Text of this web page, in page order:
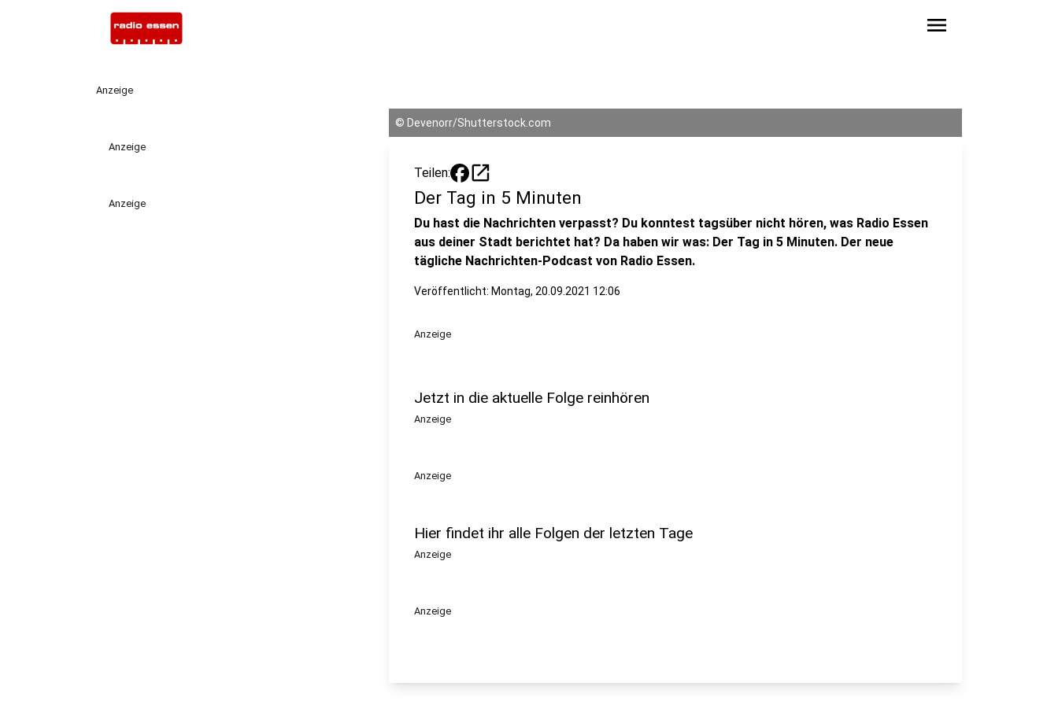
menu
Anzeige
Anzeige
Anzeige
© Devenorr/Shutterstock.com
Teilen: open_in_new
Der Tag in 5 Minuten
Du hast die Nachrichten verpasst? Du konntest tagsüber nicht hören, was Radio Essen
aus deiner Stadt berichtet hat? Da haben wir was: Der Tag in 5 Minuten. Der neue
tägliche Nachrichten-Podcast von Radio Essen.
Veröffentlicht: Montag, 20.09.2021 12:06
Anzeige
Jetzt in die aktuelle Folge reinhören
Anzeige
Anzeige
Hier findet ihr alle Folgen der letzten Tage
Anzeige
Anzeige